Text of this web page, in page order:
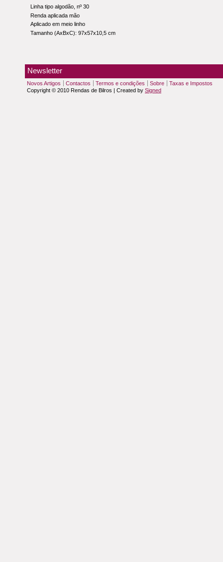
Linha tipo algodão, nº 30
Renda aplicada mão
Aplicado em meio linho
Tamanho (AxBxC): 97x57x10,5 cm
Newsletter
Novos Artigos Contactos Termos e condições Sobre
Taxas e Impostos
Copyright © 2010 Rendas de Bilros | Created by Signed